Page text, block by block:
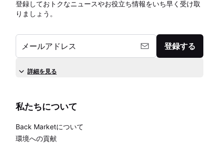
登録しておトクなニュースやお役立ち情報をいち早く受け取
りましょう。
メールアドレス 登録する
詳細を見る
私たちについて
Back Marketについて
環境への貢献